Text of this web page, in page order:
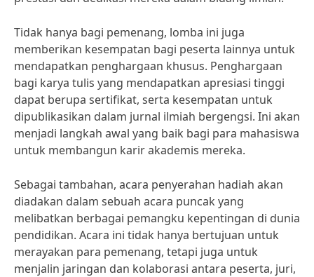
Tidak hanya bagi pemenang, lomba ini juga
memberikan kesempatan bagi peserta lainnya untuk
mendapatkan penghargaan khusus. Penghargaan
bagi karya tulis yang mendapatkan apresiasi tinggi
dapat berupa sertifikat, serta kesempatan untuk
dipublikasikan dalam jurnal ilmiah bergengsi. Ini akan
menjadi langkah awal yang baik bagi para mahasiswa
untuk membangun karir akademis mereka.
Sebagai tambahan, acara penyerahan hadiah akan
diadakan dalam sebuah acara puncak yang
melibatkan berbagai pemangku kepentingan di dunia
pendidikan. Acara ini tidak hanya bertujuan untuk
merayakan para pemenang, tetapi juga untuk
menjalin jaringan dan kolaborasi antara peserta, juri,